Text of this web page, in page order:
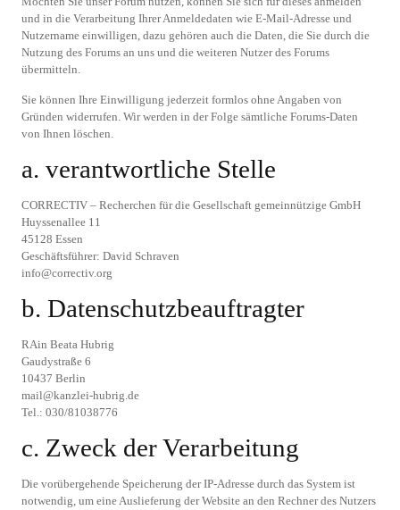
und in die Verarbeitung Ihrer Anmeldedaten wie E-Mail-Adresse und
Nutzername einwilligen, dazu gehören auch die Daten, die Sie durch die
Nutzung des Forums an uns und die weiteren Nutzer des Forums
übermitteln.
Sie können Ihre Einwilligung jederzeit formlos ohne Angaben von
Gründen widerrufen. Wir werden in der Folge sämtliche Forums-Daten
von Ihnen löschen.
a. verantwortliche Stelle
CORRECTIV – Recherchen für die Gesellschaft gemeinnützige GmbH
Huyssenallee 11
45128 Essen
Geschäftsführer: David Schraven
info@correctiv.org
b. Datenschutzbeauftragter
RAin Beata Hubrig
Gaudystraße 6
10437 Berlin
mail@kanzlei-hubrig.de
Tel.: 030/81038776
c. Zweck der Verarbeitung
Die vorübergehende Speicherung der IP-Adresse durch das System ist
notwendig, um eine Auslieferung der Website an den Rechner des Nutzers